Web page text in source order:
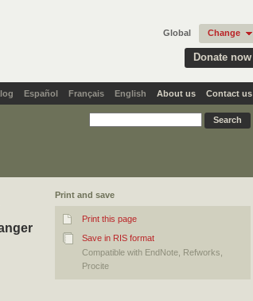
Donate now
Global Change
Español Français English About us Contact us
Print and save
Print this page
Save in RIS format
Compatible with EndNote, Refworks,
Procite